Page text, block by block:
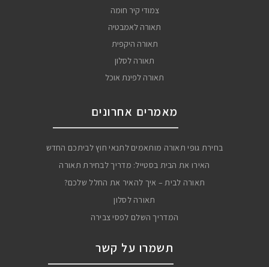
צמודי קיר חומה
תאורה לאמבטיה
תאורה היקפית
תאורה לסלון
תאורה לפינת אוכל
מאמרים אחרונים
בחירת גופי תאורה מותאמים לתנאי חוץ לביתכם החדש
האירו את הבית בסטייל: מדריך לבחירת תאורה
תאורה לבית – איך להאיר את החלל שלכם?
תאורה לסלון
המדריך השלם לפסי צבירה
תשמרו על קשר